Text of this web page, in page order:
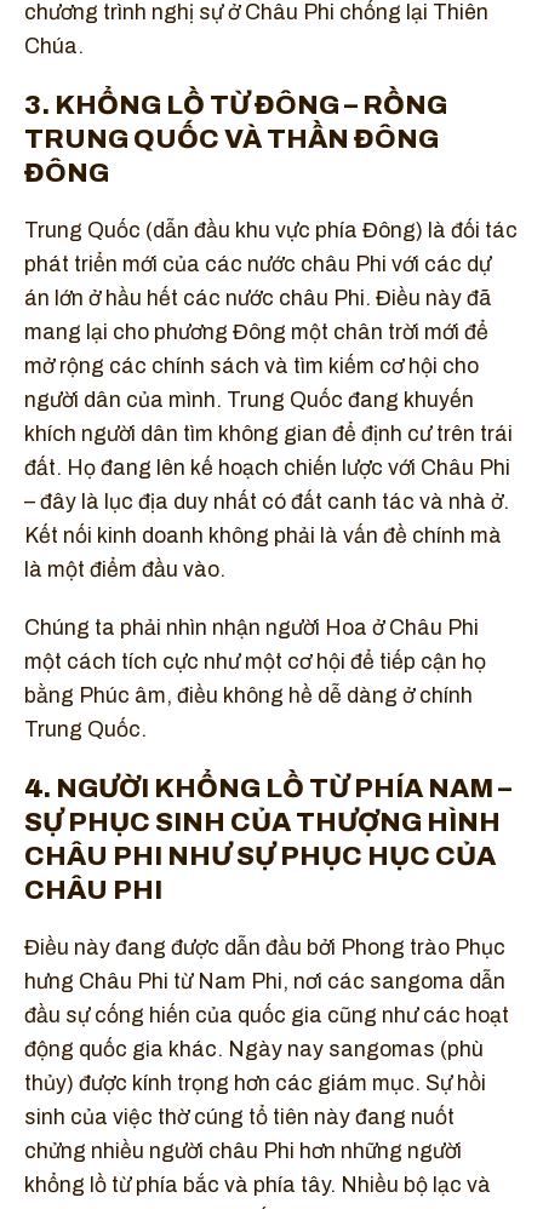
chương trình nghị sự ở Châu Phi chống lại Thiên
Chúa.
3. KHỔNG LỒ TỪ ĐÔNG – RỒNG
TRUNG QUỐC VÀ THẦN ĐÔNG
ĐÔNG
Trung Quốc (dẫn đầu khu vực phía Đông) là đối tác
phát triển mới của các nước châu Phi với các dự
án lớn ở hầu hết các nước châu Phi. Điều này đã
mang lại cho phương Đông một chân trời mới để
mở rộng các chính sách và tìm kiếm cơ hội cho
người dân của mình. Trung Quốc đang khuyến
khích người dân tìm không gian để định cư trên trái
đất. Họ đang lên kế hoạch chiến lược với Châu Phi
– đây là lục địa duy nhất có đất canh tác và nhà ở.
Kết nối kinh doanh không phải là vấn đề chính mà
là một điểm đầu vào.
Chúng ta phải nhìn nhận người Hoa ở Châu Phi
một cách tích cực như một cơ hội để tiếp cận họ
bằng Phúc âm, điều không hề dễ dàng ở chính
Trung Quốc.
4. NGƯỜI KHỔNG LỒ TỪ PHÍA NAM –
SỰ PHỤC SINH CỦA THƯỢNG HÌNH
CHÂU PHI NHƯ SỰ PHỤC HỤC CỦA
CHÂU PHI
Điều này đang được dẫn đầu bởi Phong trào Phục
hưng Châu Phi từ Nam Phi, nơi các sangoma dẫn
đầu sự cống hiến của quốc gia cũng như các hoạt
động quốc gia khác. Ngày nay sangomas (phù
thủy) được kính trọng hơn các giám mục. Sự hồi
sinh của việc thờ cúng tổ tiên này đang nuốt
chửng nhiều người châu Phi hơn những người
khổng lồ từ phía bắc và phía tây. Nhiều bộ lạc và